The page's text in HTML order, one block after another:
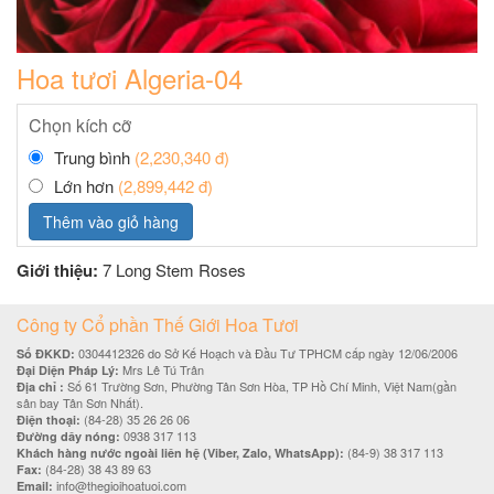
Hoa tươi Algeria-04
Chọn kích cỡ
Trung bình (2,230,340 đ)
Lớn hơn (2,899,442 đ)
Thêm vào giỏ hàng
Giới thiệu: 7 Long Stem Roses
Công ty Cổ phần Thế Giới Hoa Tươi
Số ĐKKD: 0304412326 do Sở Kế Hoạch và Đầu Tư TPHCM cấp ngày 12/06/2006
Đại Diện Pháp Lý: Mrs Lê Tú Trân
Địa chỉ : Số 61 Trường Sơn, Phường Tân Sơn Hòa, TP Hồ Chí Minh, Việt Nam(gần
sân bay Tân Sơn Nhất).
Điện thoại: (84-28) 35 26 26 06
Đường dây nóng: 0938 317 113
Khách hàng nước ngoài liên hệ (Viber, Zalo, WhatsApp): (84-9) 38 317 113
Fax: (84-28) 38 43 89 63
Email: info@thegioihoatuoi.com